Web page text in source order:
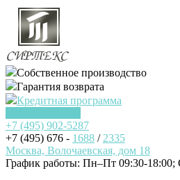
Собственное производство
Гарантия возврата
Кредитная программа
+7 (495) 902-5287
+7 (495) 676 - 1688 / 2335
Москва, Волочаевская, дом 18
График работы: Пн–Пт 09:30-18:00;